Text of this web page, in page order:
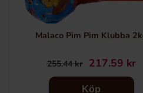
Malaco Pim Pim Klubba
255.44 kr 217.59 kr
Köp